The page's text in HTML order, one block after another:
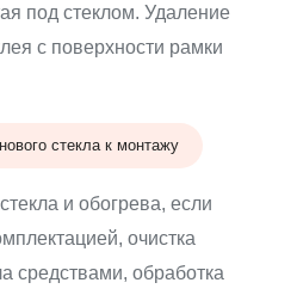
под стеклом. Удаление
с поверхности рамки
стекла к монтажу
и обогрева, если
очистка
средствами, обработка